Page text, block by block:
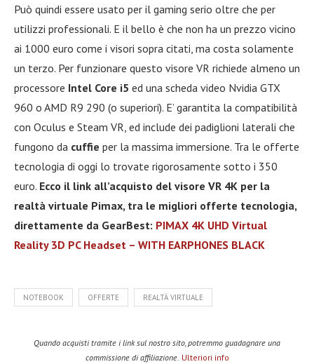
Può quindi essere usato per il gaming serio oltre che per
utilizzi professionali. E il bello è che non ha un prezzo vicino
ai 1000 euro come i visori sopra citati, ma costa solamente
un terzo. Per funzionare questo visore VR richiede almeno un
processore Intel Core i5 ed una scheda video Nvidia GTX
960 o AMD R9 290 (o superiori). E’ garantita la compatibilità
con Oculus e Steam VR, ed include dei padiglioni laterali che
fungono da cuffie per la massima immersione. Tra le offerte
tecnologia di oggi lo trovate rigorosamente sotto i 350
euro. Ecco il link all’acquisto del visore VR 4K per la
realtà virtuale Pimax, tra le migliori offerte tecnologia,
direttamente da GearBest: PIMAX 4K UHD Virtual
Reality 3D PC Headset – WITH EARPHONES BLACK
NOTEBOOK OFFERTE REALTÀ VIRTUALE
Quando acquisti tramite i link sul nostro sito, potremmo guadagnare una
commissione di affiliazione. Ulteriori info